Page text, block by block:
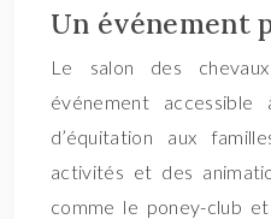
Un événement
Le salon des
événement
d’équitation aux
activités et des
comme le poney-club